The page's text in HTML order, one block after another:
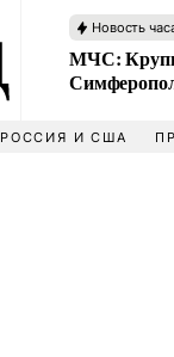
Новость
МЧС:
РОССИЯ И США